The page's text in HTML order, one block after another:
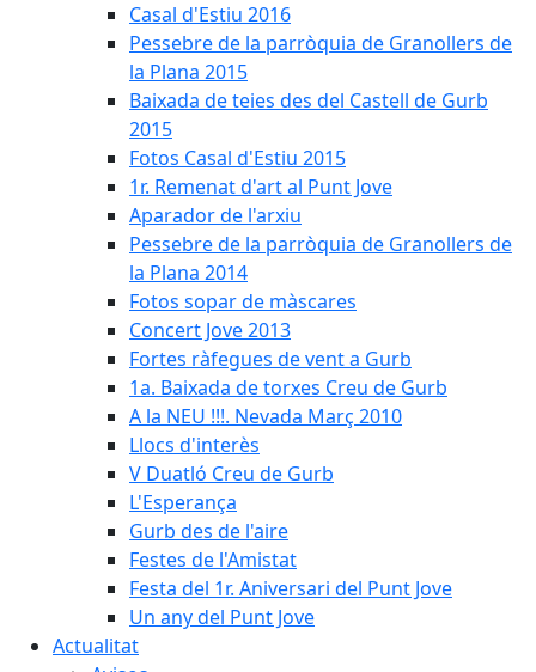
Casal d'Estiu 2016
Pessebre de la parròquia de Granollers de
la Plana 2015
Baixada de teies des del Castell de Gurb
2015
Fotos Casal d'Estiu 2015
1r. Remenat d'art al Punt Jove
Aparador de l'arxiu
Pessebre de la parròquia de Granollers de
la Plana 2014
Fotos sopar de màscares
Concert Jove 2013
Fortes ràfegues de vent a Gurb
1a. Baixada de torxes Creu de Gurb
A la NEU !!!. Nevada Març 2010
Llocs d'interès
V Duatló Creu de Gurb
L'Esperança
Gurb des de l'aire
Festes de l'Amistat
Festa del 1r. Aniversari del Punt Jove
Un any del Punt Jove
Actualitat